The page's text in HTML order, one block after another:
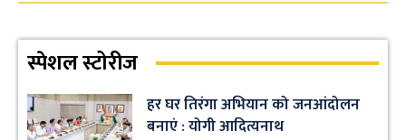
स्पेशल स्टोरीज
हर घर तिरंगा अभियान को जनआंदोलन
बनाएं : योगी आदित्यनाथ